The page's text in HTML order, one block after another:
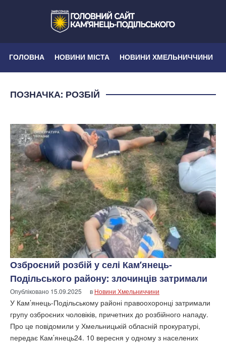
ГОЛОВНА НОВИНИ МІСТА НОВИНИ ХМЕЛЬНИЧЧИНИ
ПОЗНАЧКА: РОЗБІЙ
Озброєний розбій у селі Кам’янець-
Подільського району: злочинців затримали
Опубліковано 15.09.2025 в Новини Хмельниччини
У Кам’янець-Подільському районі правоохоронці затримали
групу озброєних чоловіків, причетних до розбійного нападу.
Про це повідомили у Хмельницькій обласній прокуратурі,
передає Кам’янець24. 10 вересня у одному з населених